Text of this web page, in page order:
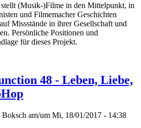
(Musik-)Filme in den Mittelpunkt, in
und Filmemacher Geschichten
Missstände in ihrer Gesellschaft und
Persönliche Positionen und
für dieses Projekt.
48 - Leben, Liebe,
Boksch am/um Mi, 18/01/2017 - 14:38